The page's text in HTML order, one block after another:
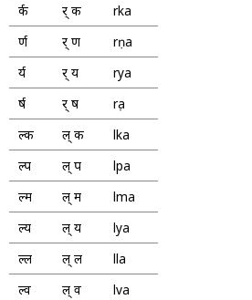
र्क
र् क
rka
र्ण
र् ण
rṇa
र्य
र् य
rya
र्ष
र् ष
rṣa
ल्क
ल् क
lka
ल्प
ल् प
lpa
ल्म
ल् म
lma
ल्य
ल् य
lya
ल्ल
ल् ल
lla
ल्व
ल् व lva